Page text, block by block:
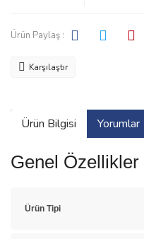
Ürün Paylaş :
Karşılaştır
Ürün Bilgisi Yorumlar
Genel Özellikler
Ürün Tipi